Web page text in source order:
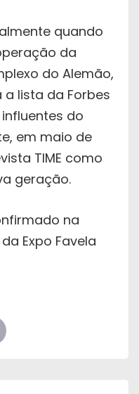
quando
da
do Alemão,
lista da Forbes
do
em maio de
TIME como
geração.
na
Expo Favela